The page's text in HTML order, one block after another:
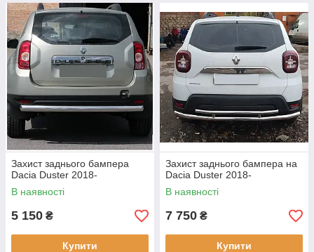
Захист заднього бампера
Dacia Duster 2018-
В наявності
5 150 ₴
Купити
Захист заднього бампера на
Dacia Duster 2018-
В наявності
7 750 ₴
Купити